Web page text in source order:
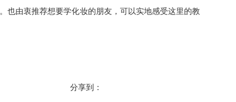
也由衷推荐想要学化妆的朋友，可以实地感受这里的教
分享到：